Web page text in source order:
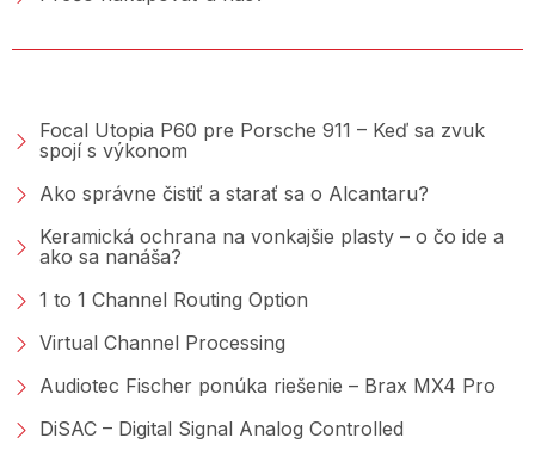
Focal Utopia P60 pre Porsche 911 – Keď sa zvuk
spojí s výkonom
Ako správne čistiť a starať sa o Alcantaru?
Keramická ochrana na vonkajšie plasty – o čo ide a
ako sa nanáša?
1 to 1 Channel Routing Option
Virtual Channel Processing
Audiotec Fischer ponúka riešenie – Brax MX4 Pro
DiSAC – Digital Signal Analog Controlled